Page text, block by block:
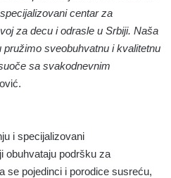
centar za
za decu i odrasle u Srbiji. Naša
sveobuhvatnu i kvalitetnu
sa svakodnevnim
i specijalizovani
obuhvataju podršku za
se pojedinci i porodice susreću,